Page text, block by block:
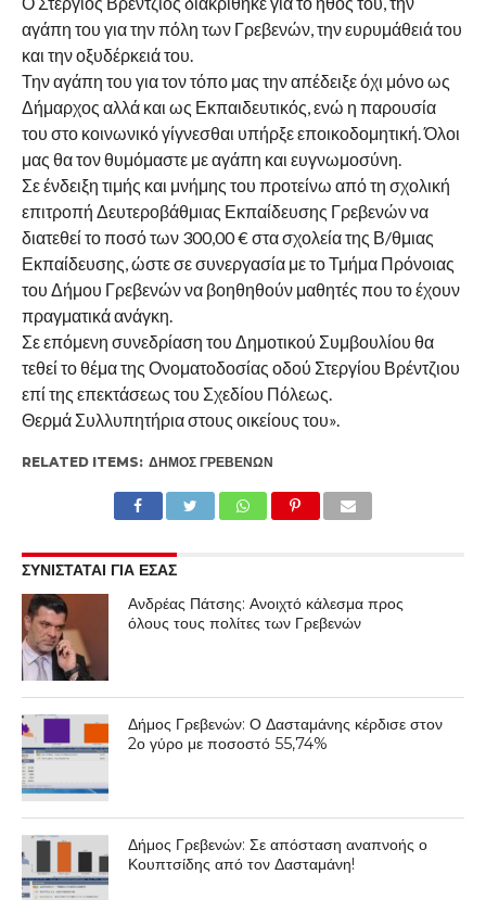
αγάπη του για την πόλη των Γρεβενών, την ευρυμάθειά του
και την οξυδέρκειά του.
Την αγάπη του για τον τόπο μας την απέδειξε όχι μόνο ως
Δήμαρχος αλλά και ως Εκπαιδευτικός, ενώ η παρουσία
του στο κοινωνικό γίγνεσθαι υπήρξε εποικοδομητική. Όλοι
μας θα τον θυμόμαστε με αγάπη και ευγνωμοσύνη.
Σε ένδειξη τιμής και μνήμης του προτείνω από τη σχολική
επιτροπή Δευτεροβάθμιας Εκπαίδευσης Γρεβενών να
διατεθεί το ποσό των 300,00 € στα σχολεία της Β/θμιας
Εκπαίδευσης, ώστε σε συνεργασία με το Τμήμα Πρόνοιας
του Δήμου Γρεβενών να βοηθηθούν μαθητές που το έχουν
πραγματικά ανάγκη.
Σε επόμενη συνεδρίαση του Δημοτικού Συμβουλίου θα
τεθεί το θέμα της Ονοματοδοσίας οδού Στεργίου Βρέντζιου
επί της επεκτάσεως του Σχεδίου Πόλεως.
Θερμά Συλλυπητήρια στους οικείους του».
RELATED ITEMS: ΔΉΜΟΣ ΓΡΕΒΕΝΏΝ
ΣΥΝΙΣΤΑΤΑΙ ΓΙΑ ΕΣΑΣ
Ανδρέας Πάτσης: Ανοιχτό κάλεσμα προς
όλους τους πολίτες των Γρεβενών
Δήμος Γρεβενών: Ο Δασταμάνης κέρδισε στον
2ο γύρο με ποσοστό 55,74%
Δήμος Γρεβενών: Σε απόσταση αναπνοής ο
Κουπτσίδης από τον Δασταμάνη!